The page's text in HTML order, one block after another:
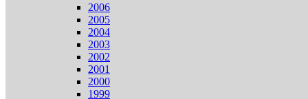
2006
2005
2004
2003
2002
2001
2000
1999